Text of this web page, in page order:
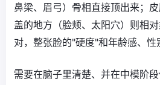
鼻梁、眉弓）骨相直接顶出来；
盖的地方（脸颊、太阳穴）则相
对，整张脸的"硬度"和年龄感、性
需要在脑子里清楚、并在中模阶